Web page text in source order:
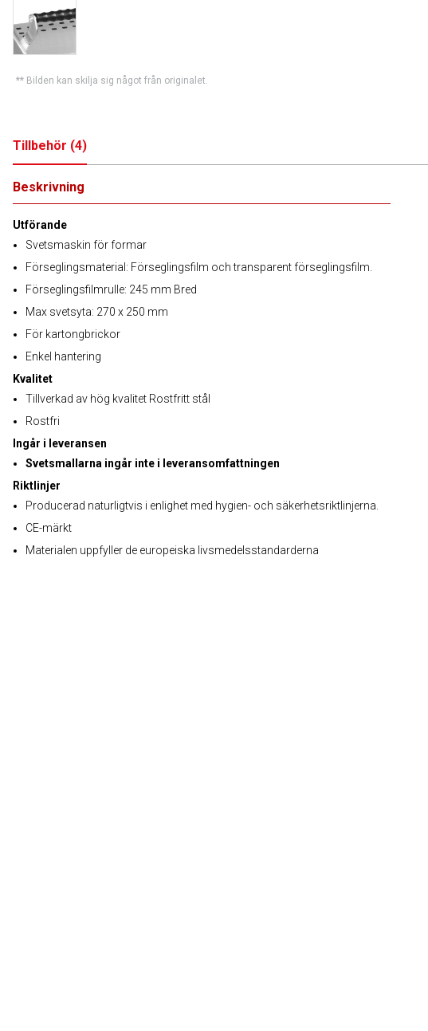
** Bilden kan skilja sig något från originalet.
Tillbehör (4)
Beskrivning
Utförande
Svetsmaskin för formar
Förseglingsmaterial: Förseglingsfilm och transparent förseglingsfilm.
Förseglingsfilmrulle: 245 mm Bred
Max svetsyta: 270 x 250 mm
För kartongbrickor
Enkel hantering
Kvalitet
Tillverkad av hög kvalitet Rostfritt stål
Rostfri
Ingår i leveransen
Svetsmallarna ingår inte i leveransomfattningen
Riktlinjer
Producerad naturligtvis i enlighet med hygien- och säkerhetsriktlinjerna.
CE-märkt
Materialen uppfyller de europeiska livsmedelsstandarderna